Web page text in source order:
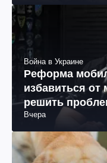
Война в Украине
Реформа
избавиться от
решить
Вчера